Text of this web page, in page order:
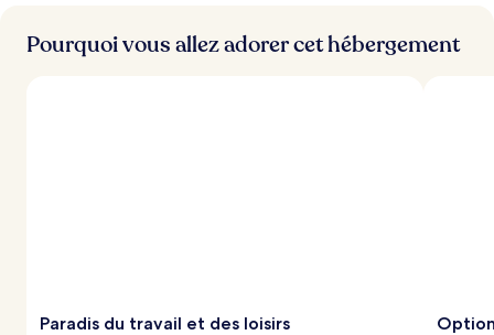
Pourquoi vous allez adorer cet hébergement
Paradis du travail et des loisirs